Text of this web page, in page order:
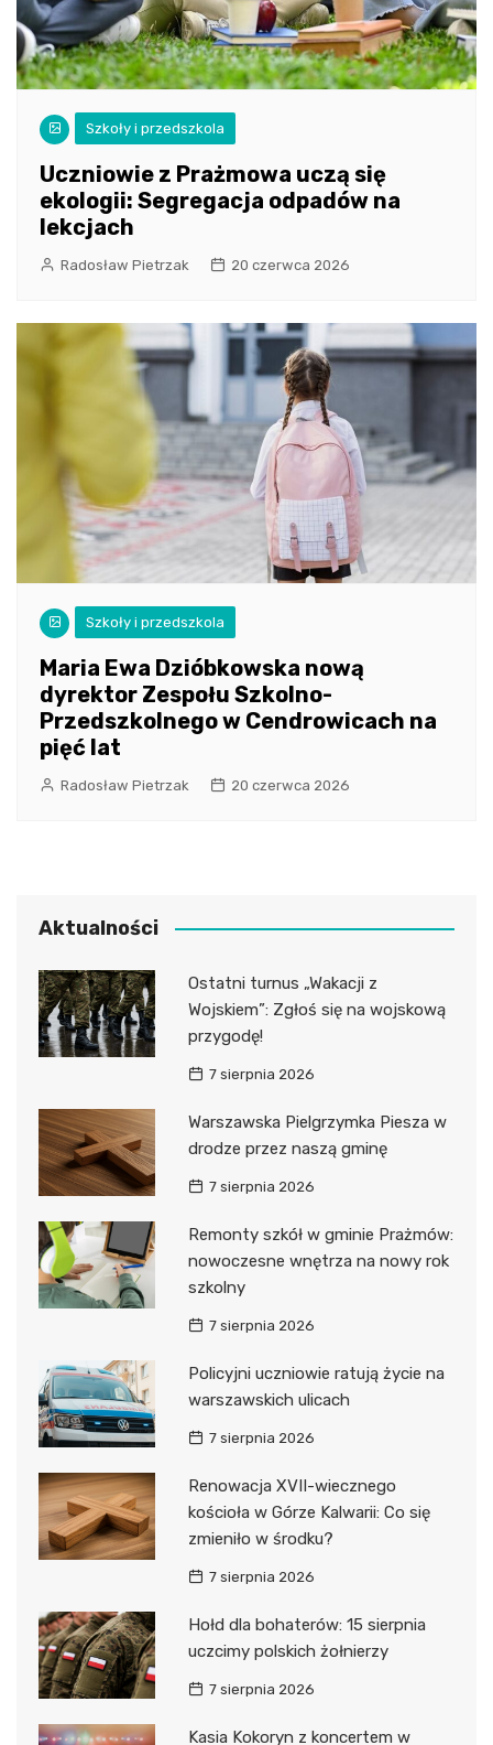
Szkoły i przedszkola
Uczniowie z Prażmowa uczą się
ekologii: Segregacja odpadów na
lekcjach
Radosław Pietrzak 20 czerwca 2026
Szkoły i przedszkola
Maria Ewa Dzióbkowska nową
dyrektor Zespołu Szkolno-
Przedszkolnego w Cendrowicach na
pięć lat
Radosław Pietrzak 20 czerwca 2026
Aktualności
Ostatni turnus „Wakacji z
Wojskiem”: Zgłoś się na wojskową
przygodę!
7 sierpnia 2026
Warszawska Pielgrzymka Piesza w
drodze przez naszą gminę
7 sierpnia 2026
Remonty szkół w gminie Prażmów:
nowoczesne wnętrza na nowy rok
szkolny
7 sierpnia 2026
Policyjni uczniowie ratują życie na
warszawskich ulicach
7 sierpnia 2026
Renowacja XVII-wiecznego
kościoła w Górze Kalwarii: Co się
zmieniło w środku?
7 sierpnia 2026
Hołd dla bohaterów: 15 sierpnia
uczcimy polskich żołnierzy
7 sierpnia 2026
Kasia Kokoryn z koncertem w